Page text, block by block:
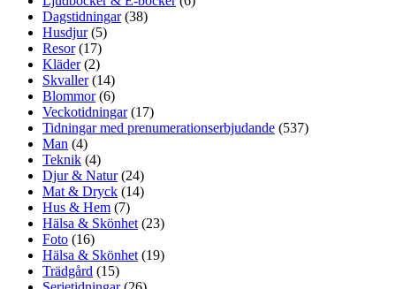
Dagstidningar (38)
Husdjur (5)
Resor (17)
Kläder (2)
Skvaller (14)
Blommor (6)
Veckotidningar (17)
Tidningar med prenumerationserbjudande (537)
Man (4)
Teknik (4)
Djur & Natur (24)
Mat & Dryck (14)
Hus & Hem (7)
Hälsa & Skönhet (23)
Foto (16)
Hälsa & Skönhet (19)
Trädgård (15)